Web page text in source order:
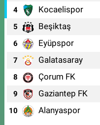
4 Kocaelispor
5 Beşiktaş
6 Eyüpspor
7 Galatasaray
8 Çorum FK
9 Gaziantep FK
10 Alanyaspor